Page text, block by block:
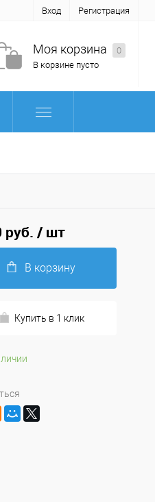
Вход Регистрация
Моя корзина
0
В корзине пусто
руб. / шт
В корзину
Купить в 1 клик